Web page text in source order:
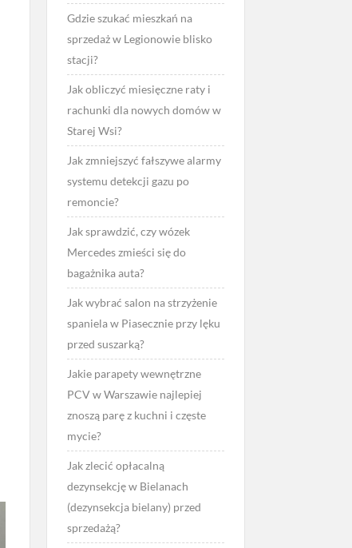
Gdzie szukać mieszkań na
sprzedaż w Legionowie blisko
stacji?
Jak obliczyć miesięczne raty i
rachunki dla nowych domów w
Starej Wsi?
Jak zmniejszyć fałszywe alarmy
systemu detekcji gazu po
remoncie?
Jak sprawdzić, czy wózek
Mercedes zmieści się do
bagażnika auta?
Jak wybrać salon na strzyżenie
spaniela w Piasecznie przy lęku
przed suszarką?
Jakie parapety wewnętrzne
PCV w Warszawie najlepiej
znoszą parę z kuchni i częste
mycie?
Jak zlecić opłacalną
dezynsekcję w Bielanach
(dezynsekcja bielany) przed
sprzedażą?